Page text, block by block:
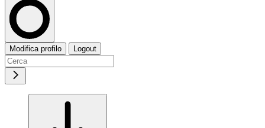
Modifica profilo Logout